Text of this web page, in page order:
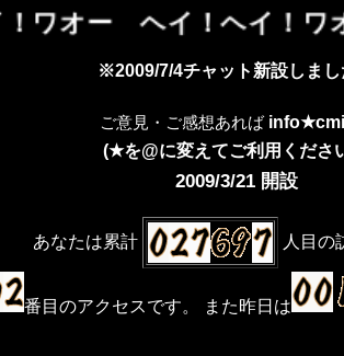
！ワオー ヘイ！ヘイ！ワ
※2009/7/4チャット新設しまし
ご意見・ご感想あれば
(★を@に変えてご利用くださ
2009/3/21 開設
あなたは累計 人目の
番目のアクセスです。 また昨日は